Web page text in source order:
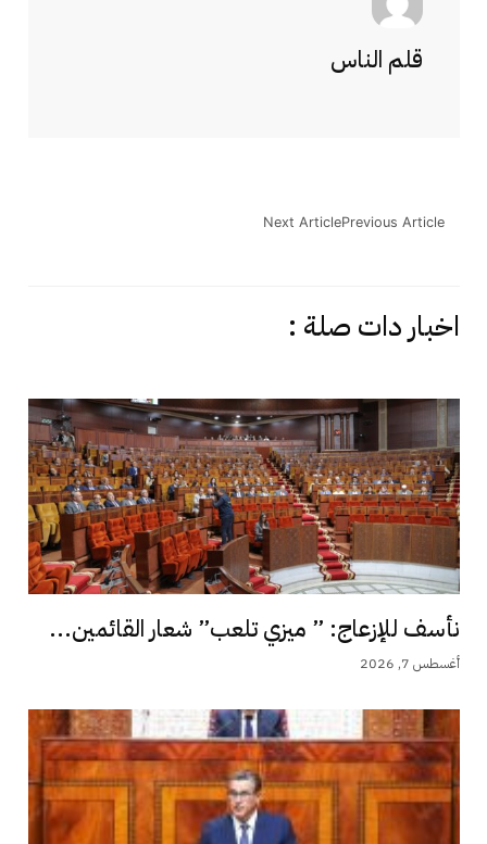
قلم الناس
Previous Article
Next Article
اخبار دات صلة :
نأسف للإزعاج: ” ميزي تلعب” شعار القائمين...
أغسطس 7, 2026